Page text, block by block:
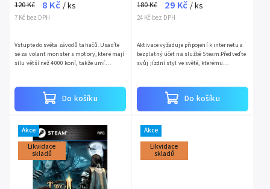
7 Kč bez DPH
120 Kč 8 Kč / ks
Do košíku
Vstupte do světa závodů tahačů. Usaďte
se za volant monster s motory, které mají
sílu větší než 4000 koní, takže umí
24 Kč bez DPH
180 Kč 29 Kč / ks
Do košíku
Aktivace vyžaduje připojení k internetu a
bezplatný účet na službě Steam.Předveďte
svůj jízdní styl ve světě, kterému
Akce
Likvidace
skladů
Akce
Likvidace
skladů